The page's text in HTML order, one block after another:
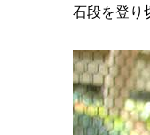
石段を登り